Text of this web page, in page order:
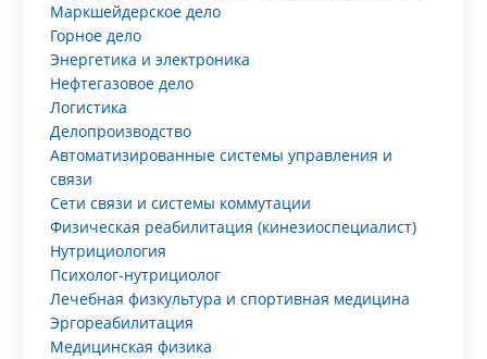
Маркшейдерское дело
Горное дело
Энергетика и электроника
Нефтегазовое дело
Логистика
Делопроизводство
Автоматизированные системы управления и
связи
Сети связи и системы коммутации
Физическая реабилитация (кинезиоспециалист)
Нутрициология
Психолог-нутрициолог
Лечебная физкультура и спортивная медицина
Эргореабилитация
Медицинская физика